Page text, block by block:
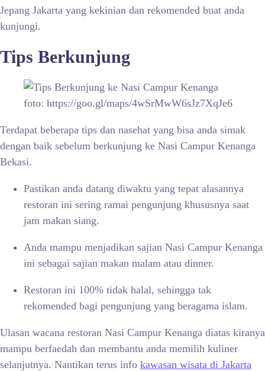
Jepang Jakarta yang kekinian dan rekomended buat anda
kunjungi.
Tips Berkunjung
foto: https://goo.gl/maps/4wSrMwW6sJz7XqJe6
Terdapat beberapa tips dan nasehat yang bisa anda simak
dengan baik sebelum berkunjung ke Nasi Campur Kenanga
Bekasi.
Pastikan anda datang diwaktu yang tepat alasannya
restoran ini sering ramai pengunjung khususnya saat
jam makan siang.
Anda mampu menjadikan sajian Nasi Campur Kenanga
ini sebagai sajian makan malam atau dinner.
Restoran ini 100% tidak halal, sehingga tak
rekomended bagi pengunjung yang beragama islam.
Ulasan wacana restoran Nasi Campur Kenanga diatas kiranya
mampu berfaedah dan membantu anda memilih kuliner
selanjutnya. Nantikan terus info kawasan wisata di Jakarta